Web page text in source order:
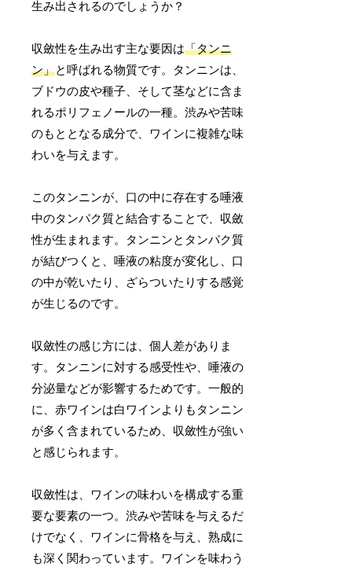
生み出されるのでしょうか？
収斂性を生み出す主な要因は「タンニ
ン」と呼ばれる物質です。タンニンは、
ブドウの皮や種子、そして茎などに含ま
れるポリフェノールの一種。渋みや苦味
のもととなる成分で、ワインに複雑な味
わいを与えます。
このタンニンが、口の中に存在する唾液
中のタンパク質と結合することで、収斂
性が生まれます。タンニンとタンパク質
が結びつくと、唾液の粘度が変化し、口
の中が乾いたり、ざらついたりする感覚
が生じるのです。
収斂性の感じ方には、個人差がありま
す。タンニンに対する感受性や、唾液の
分泌量などが影響するためです。一般的
に、赤ワインは白ワインよりもタンニン
が多く含まれているため、収斂性が強い
と感じられます。
収斂性は、ワインの味わいを構成する重
要な要素の一つ。渋みや苦味を与えるだ
けでなく、ワインに骨格を与え、熟成に
も深く関わっています。ワインを味わう